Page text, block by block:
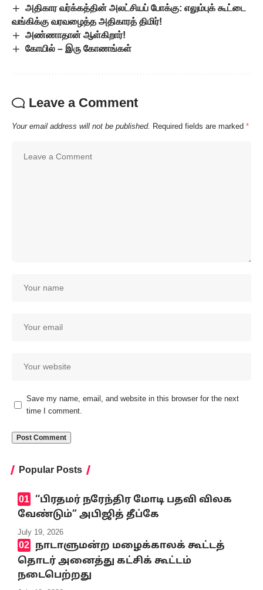
அதிகார வர்க்கத்தின் அலட்சியப் போக்கு: எலும்புக் கூட்டை
வங்கிக்கு வரவழைத்த அதிகாரத் திமிர்!
அண்ணாதான் ஆள்கிறார்!
கோயில் – இரு கோணங்கள்
Leave a Comment
Your email address will not be published. Required fields are marked *
Save my name, email, and website in this browser for the next
time I comment.
Popular Posts
‘‘பிரதமர் நரேந்திர மோடி பதவி விலக
வேண்டும்” அபிஜித் தீப்கே
July 19, 2026
நாடாளுமன்ற மழைக்காலக் கூட்டத்
தொடர் அனைத்து கட்சிக் கூட்டம்
நடைபெற்றது